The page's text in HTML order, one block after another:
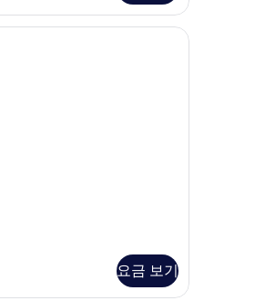
책상, 암막 커튼, 다리미/다리미판, 무료 WiFi
요금 보기